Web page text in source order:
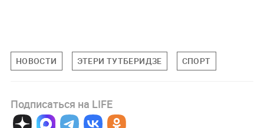
НОВОСТИ ЭТЕРИ ТУТБЕРИДЗЕ СПОРТ
Подписаться на LIFE